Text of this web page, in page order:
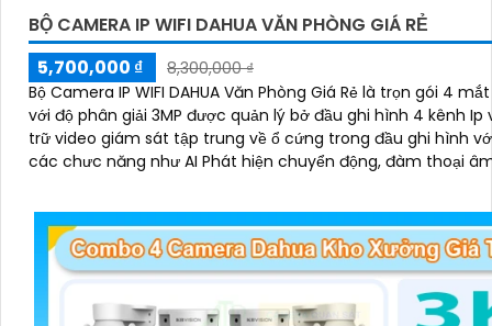
BỘ CAMERA IP WIFI DAHUA VĂN PHÒNG GIÁ RẺ
5,700,000 ₫
8,300,000 ₫
Bộ Camera IP WIFI DAHUA Văn Phòng Giá Rẻ là trọn gói 4
với độ phân giải 3MP được quản lý bở đầu ghi hình 4 kênh Ip
trữ video giám sát tập trung về ổ cứng trong đầu ghi hình
các chưc năng như AI Phát hiện chuyển động, đàm thoại